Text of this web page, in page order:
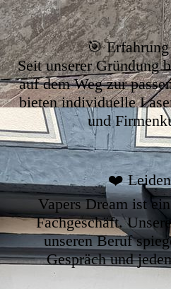
🎯
Seit unserer Gründung
auf dem Weg zur
bieten individuelle
und
❤️
Vapers Dream ist
Fachgeschäft.
unseren Beruf
Gespräch und